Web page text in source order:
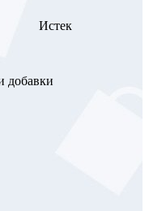
Истек
добавки